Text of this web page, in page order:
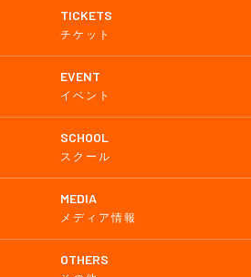
TICKETS
チケット
EVENT
イベント
SCHOOL
スクール
MEDIA
メディア情報
OTHERS